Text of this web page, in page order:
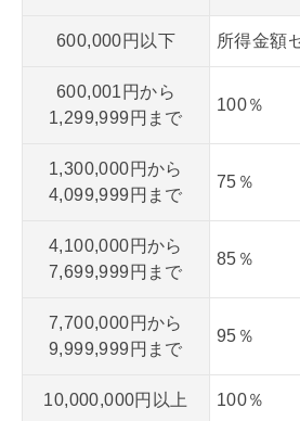
600,000円以下 所得金額
600,001円から
1,299,999円まで
100％
1,300,000円から
4,099,999円まで
75％
4,100,000円から
7,699,999円まで
85％
7,700,000円から
9,999,999円まで
95％
10,000,000円以上 100％